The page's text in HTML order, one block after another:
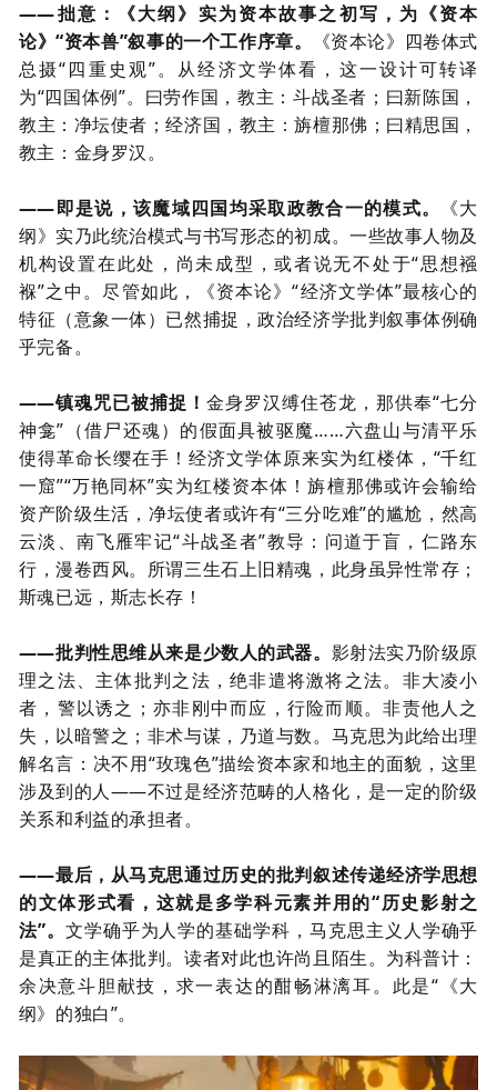
——拙意：《大纲》实为资本故事之初写，为《资本
论》“资本兽”叙事的一个工作序章。
《资本论》四卷体式
总摄“四重史观”。从经济文学体看，这一设计可转译
为“四国体例”。曰劳作国，教主：斗战圣者；曰新陈国，
教主：净坛使者 ；经济国，教主：旃檀那佛；曰精思国，
教主：金身罗汉。
——即是说，该魔域四国均采取政教合一的模式。
《大
纲》实乃此统治模式与书写形态的初成。一些故事人物及
机构设置在此处，尚未成型，或者说无不处于“思想襁
褓”之中。尽管如此，
《资本论》“经济文学体”最核心的
特征（意象一体）已然捕捉，政治经济学批判叙事体例确
乎完备。
——镇魂咒已被捕捉！金身罗汉缚住苍龙，那供奉“七分
神龛”（借尸还魂）的假面具被驱魔……六盘山与清平乐
使得革命长缨在手 ！经济文学体原来实为红楼体， “千红
一窟”“万艳同杯”实为红楼资本体！旃檀那佛或许会输给
资产阶级生活，净坛使者或许有“三分吃难”的尴尬，然高
云淡、南飞雁牢记“斗战圣者”教导：问道于盲，仁路东
行，漫卷西风。所谓三生石上旧精魂，此身虽异性常存；
斯魂已远，斯志长存！
——批判性思维从来是少数人的武器。 影射法实乃阶级原
理之法、主体批判之法，绝非遣将激将之法。非大凌小
者，警以诱之；亦非刚中而应，行险而顺。非责他人之
失，以暗警之；非术与谋，乃道与数。马克思为此给出理
解名言： 决不用“玫瑰色”描绘资本家和地主的面貌，这里
涉及到的人——不过是经济范畴的人格化，是一定的阶级
关系和利益的承担者。
——最后，从马克思通过历史的批判叙述传递经济学思想
的文体形式看，这就是多学科元素并用的“历史影射之
法”。 文学确乎为人学的基础学科，马克思主义人学确乎
是真正的主体批判。读者对此也许尚且陌生。为科普计：
余决意斗胆献技，求一表达的酣畅淋漓耳。此是“《大
纲》的独白”。